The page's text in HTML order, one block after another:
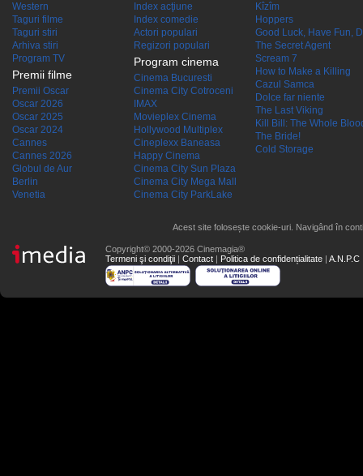
Western
Taguri filme
Taguri stiri
Arhiva stiri
Program TV
Premii filme
Premii Oscar
Oscar 2026
Oscar 2025
Oscar 2024
Cannes
Cannes 2026
Globul de Aur
Berlin
Venetia
Index acţiune
Index comedie
Actori populari
Regizori populari
Program cinema
Cinema Bucuresti
Cinema City Cotroceni
IMAX
Movieplex Cinema
Hollywood Multiplex
Cineplexx Baneasa
Happy Cinema
Cinema City Sun Plaza
Cinema City Mega Mall
Cinema City ParkLake
Kîzîm
Hoppers
Good Luck, Have Fun,
The Secret Agent
Scream 7
How to Make a Killing
Cazul Samca
Dolce far niente
The Last Viking
Kill Bill: The Whole
The Bride!
Cold Storage
Acest site folosește cookie-uri. Navigând în
Copyright© 2000-2026 Cinemagia®
Termeni şi condiţii | Contact | Politica de confidențialitate | A.N.P.C